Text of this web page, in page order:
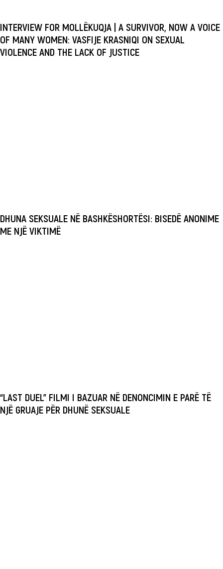
INTERVIEW FOR MOLLËKUQJA | A SURVIVOR, NOW A VOICE
OF MANY WOMEN: VASFIJE KRASNIQI ON SEXUAL
VIOLENCE AND THE LACK OF JUSTICE
DHUNA SEKSUALE NË BASHKËSHORTËSI: BISEDË ANONIME
ME NJË VIKTIMË
“LAST DUEL” FILMI I BAZUAR NË DENONCIMIN E PARË TË
NJË GRUAJE PËR DHUNË SEKSUALE